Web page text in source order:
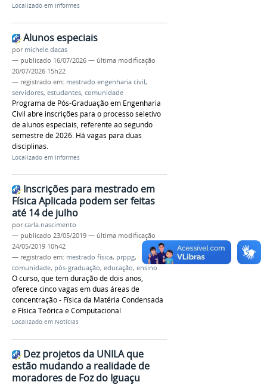
Localizado em Informes
Alunos especiais
por michele.dacas
— publicado 16/07/2026 — última modificação
20/07/2026 15h22
— registrado em: mestrado engenharia civil,
servidores, estudantes, comunidade
Programa de Pós-Graduação em Engenharia
Civil abre inscrições para o processo seletivo
de alunos especiais, referente ao segundo
semestre de 2026. Há vagas para duas
disciplinas.
Localizado em Informes
Inscrições para mestrado em
Física Aplicada podem ser feitas
até 14 de julho
porcarla.nascimento
— publicado 23/05/2019 — última modificação
24/05/2019 10h42
— registrado em: mestrado física, prppg,
comunidade, pós-graduação, educação, ensino
O curso, que tem duração de dois anos,
oferece cinco vagas em duas áreas de
concentração - Física da Matéria Condensada
e Física Teórica e Computacional
Localizado em Notícias
Dez projetos da UNILA que
estão mudando a realidade de
moradores de Foz do Iguaçu